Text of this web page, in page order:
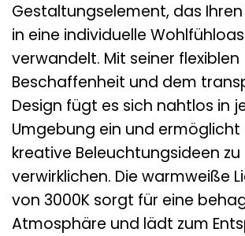
Gestaltungselement, das
in eine individuelle
verwandelt. Mit seiner flexiblen
Beschaffenheit und dem
Design fügt es sich nahtlos in
Umgebung ein und ermöglicht
kreative Beleuchtungsideen zu
verwirklichen. Die warmweiße
von 3000K sorgt für eine
Atmosphäre und lädt zum